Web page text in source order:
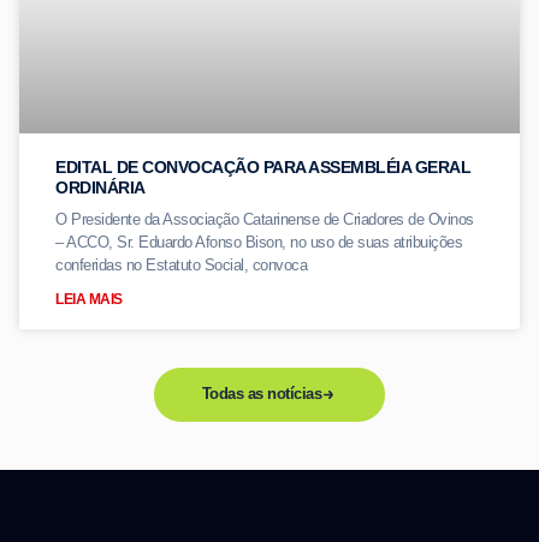
EDITAL DE CONVOCAÇÃO PARA ASSEMBLÉIA GERAL
ORDINÁRIA
O Presidente da Associação Catarinense de Criadores de Ovinos
– ACCO, Sr. Eduardo Afonso Bison, no uso de suas atribuições
conferidas no Estatuto Social, convoca
LEIA MAIS
Todas as notícias